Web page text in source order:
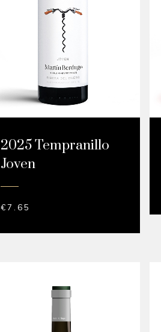
2025 Tempranillo
Joven
€7.65